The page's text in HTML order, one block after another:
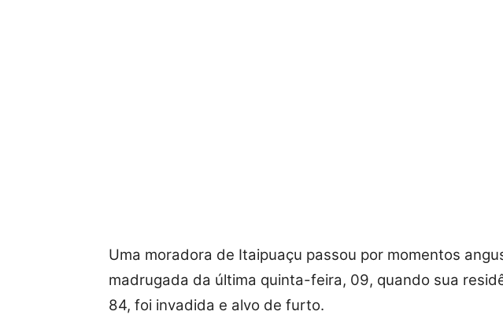
Uma moradora de Itaipuaçu passou por momentos
madrugada da última quinta-feira, 09, quando sua
84, foi invadida e alvo de furto.